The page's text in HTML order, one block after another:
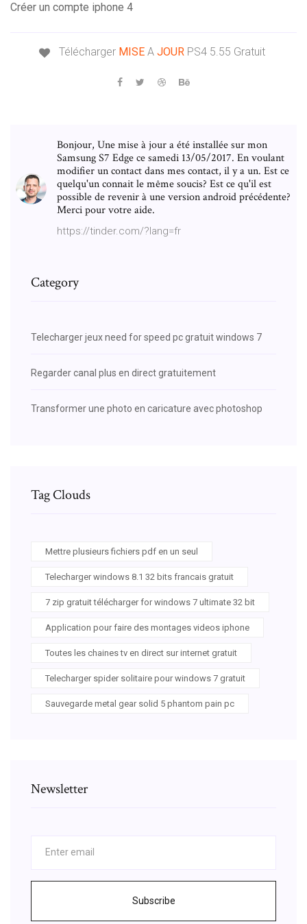
Créer un compte iphone 4
Télécharger MISEA JOURPS4 5.55 Gratuit
Bonjour, Une mise à jour a été installée sur mon
Samsung S7 Edge ce samedi 13/05/2017. En voulant
modifier un contact dans mes contact, il y a un. Est ce
quelqu'un connait le même soucis? Est ce qu'il est
possible de revenir à une version android précédente?
Merci pour votre aide.
https://tinder.com/?lang=fr
Category
Telecharger jeux need for speed pc gratuit windows 7
Regarder canal plus en direct gratuitement
Transformer une photo en caricature avec photoshop
Tag Clouds
Mettre plusieurs fichiers pdf en un seul
Telecharger windows 8.1 32 bits francais gratuit
7 zip gratuit télécharger for windows 7 ultimate 32 bit
Application pour faire des montages videos iphone
Toutes les chaines tv en direct sur internet gratuit
Telecharger spider solitaire pour windows 7 gratuit
Sauvegarde metal gear solid 5 phantom pain pc
Newsletter
Subscribe